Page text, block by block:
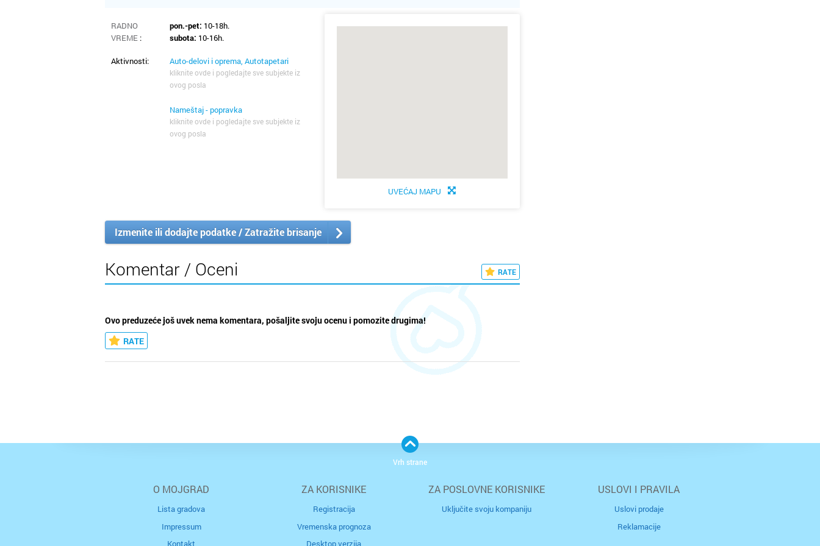
RADNO
VREME :
pon.-pet: 10-18h.
subota: 10-16h.
Aktivnosti: Auto-delovi i oprema, Autotapetari
kliknite ovde i pogledajte sve subjekte iz
ovog posla
Nameštaj - popravka
kliknite ovde i pogledajte sve subjekte iz
ovog posla
UVEĆAJ MAPU
Izmenite ili dodajte podatke / Zatražite brisanje
Komentar / Oceni RATE
Ovo preduzeće još uvek nema komentara, pošaljite svoju ocenu i pomozite drugima!
RATE
O MOJGRAD
Lista gradova
Impressum
Kontakt
ZA KORISNIKE
Registracija
Vremenska prognoza
Desktop verzija
ZA POSLOVNE KORISNIKE
Uključite svoju kompaniju
USLOVI I PRAVILA
Uslovi prodaje
Reklamacije
Vrh strane